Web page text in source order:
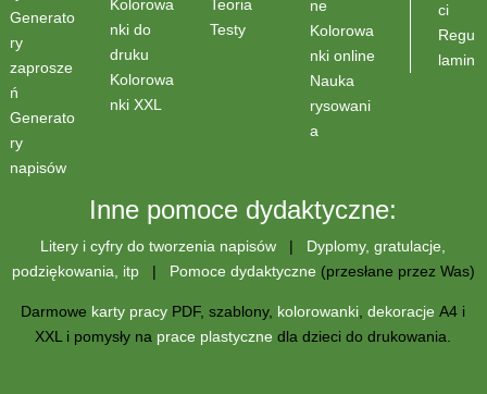
Generato
ry
zaprosze
ń
Generato
ry
napisów
Kolorowa
nki do
druku
Kolorowa
nki XXL
Teoria
Testy
ne
Kolorowa
nki online
Nauka
rysowani
a
ci
Regu
lamin
Inne pomoce dydaktyczne:
Litery i cyfry do tworzenia napisów | Dyplomy, gratulacje,
podziękowania, itp| Pomoce dydaktyczne (przesłane przez Was)
Darmowe karty pracy PDF, szablony, kolorowanki ,dekoracje A4 i
XXL i pomysły na prace plastyczne dla dzieci do drukowania.